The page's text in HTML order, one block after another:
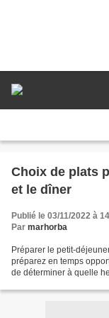
Choix de plats
et le dîner
Publié le 03/11/2022 à
Par marhorba
Préparer le petit-
préparez en temps
de déterminer à quelle